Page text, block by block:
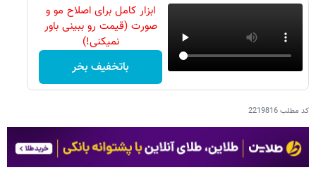
ابزار کامل برای اصلاح مو و
صورت (قیمت رو ببینی باور
نمیکنی!)
باتخفیف بخر
کد مطلب2219816